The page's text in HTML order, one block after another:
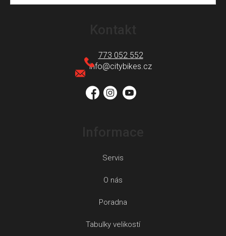
info@citybikes.cz
773 052 552
Servis
O nás
Poradna
Tabulky velikostí